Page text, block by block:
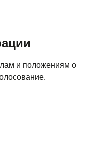
и положениям о